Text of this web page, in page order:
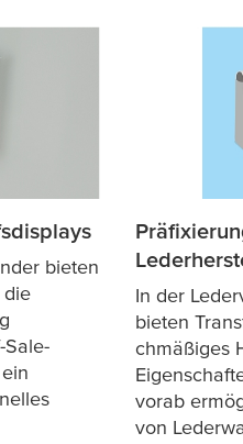
bieten
die
Sale-
In der
bieten
chmäßiges
vorab
von